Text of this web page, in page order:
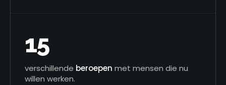
15
verschillende beroepen met mensen die nu
willen werken.